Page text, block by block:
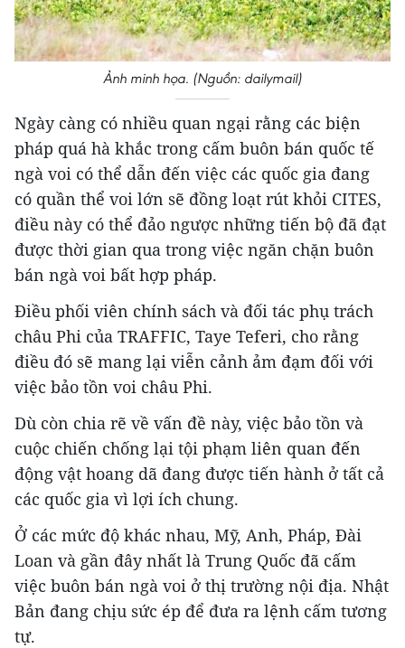
Ảnh minh họa. (Nguồn: dailymail)
Ngày càng có nhiều quan ngại rằng các biện
pháp quá hà khắc trong cấm buôn bán quốc tế
ngà voi có thể dẫn đến việc các quốc gia đang
có quần thể voi lớn sẽ đồng loạt rút khỏi CITES,
điều này có thể đảo ngược những tiến bộ đã đạt
được thời gian qua trong việc ngăn chặn buôn
bán ngà voi bất hợp pháp.
Điều phối viên chính sách và đối tác phụ trách
châu Phi của TRAFFIC, Taye Teferi, cho rằng
điều đó sẽ mang lại viễn cảnh ảm đạm đối với
việc bảo tồn voi châu Phi.
Dù còn chia rẽ về vấn đề này, việc bảo tồn và
cuộc chiến chống lại tội phạm liên quan đến
động vật hoang dã đang được tiến hành ở tất cả
các quốc gia vì lợi ích chung.
Ở các mức độ khác nhau, Mỹ, Anh, Pháp, Đài
Loan và gần đây nhất là Trung Quốc đã cấm
việc buôn bán ngà voi ở thị trường nội địa. Nhật
Bản đang chịu sức ép để đưa ra lệnh cấm tương
tự.